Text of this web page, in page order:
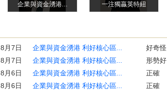
企業與資金湧港... 一注獨贏英特紐
8月7日
8月7日
8月6日
8月6日
企業與資金湧港 利好核心區... 好奇怪
企業與資金湧港 利好核心區...
形勢好
企業與資金湧港 利好核心區...
正確
企業與資金湧港 利好核心區...
正確